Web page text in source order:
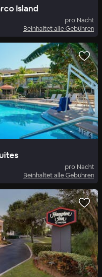
Island
pro Nacht
Beinhaltet alle Gebühren
pro Nacht
Beinhaltet alle Gebühren